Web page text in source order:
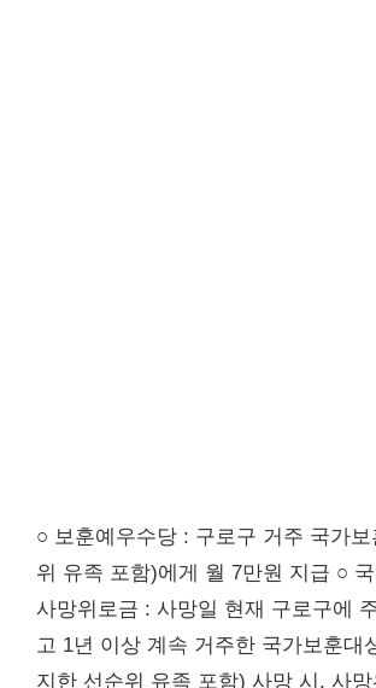
○ 보훈예우수당 : 구로구 거주 국가
위 유족 포함)에게 월 7만원 지급 ○
사망위로금 : 사망일 현재 구로구에
고 1년 이상 계속 거주한 국가보훈대
지한 선순위 유족 포함) 사망 시, 사망